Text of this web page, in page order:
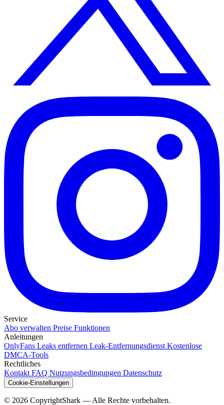
Service
Abo verwalten Preise Funktionen
Anleitungen
OnlyFans Leaks entfernen Leak-Entfernungsdienst Kostenlose
DMCA-Tools
Rechtliches
Kontakt FAQ Nutzungsbedingungen Datenschutz
Cookie-Einstellungen
© 2026 CopyrightShark — Alle Rechte vorbehalten.